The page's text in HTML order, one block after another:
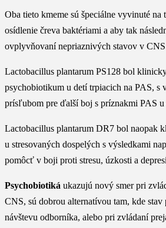
Oba tieto kmeme sú špeciálne vyvinuté
osídlenie čreva baktériami a aby tak
ovplyvňovaní nepriaznivých stavov v
Lactobacillus plantarum PS128 bol
psychobiotikum u detí trpiacich na PAS, s
prísľubom pre ďalší boj s príznakmi PAS u
Lactobacillus plantarum DR7 bol naopak
u stresovaných dospelých s výsledkami
pomôcť v boji proti stresu, úzkosti a
Psychobiotiká ukazujú nový smer pri
CNS, sú dobrou alternatívou tam, kde stav
návštevu odborníka, alebo pri zvládaní